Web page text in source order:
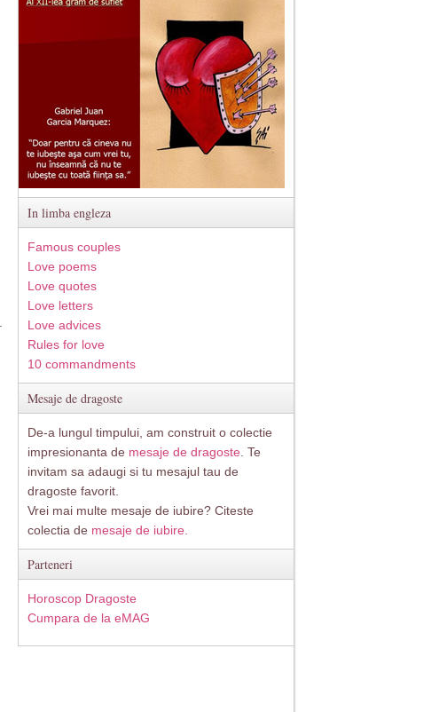
In limba engleza
Famous couples
Love poems
Love quotes
Love letters
Love advices
Rules for love
10 commandments
Mesaje de dragoste
De-a lungul timpului, am construit o colectie
impresionanta de mesaje de dragoste . Te
invitam sa adaugi si tu mesajul tau de
dragoste favorit.
Vrei mai multe mesaje de iubire? Citeste
colectia de mesaje de iubire.
Parteneri
Horoscop Dragoste
Cumpara de la eMAG